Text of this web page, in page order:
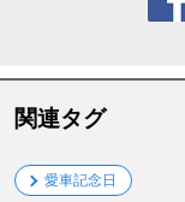
関連タグ
愛車記念日